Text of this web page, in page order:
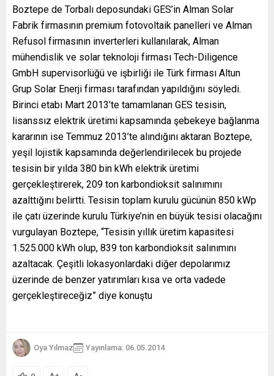
Boztepe de Torbalı deposundaki GES’in Alman Solar
Fabrik firmasının premium fotovoltaik panelleri ve Alman
Refusol firmasının inverterleri kullanılarak, Alman
mühendislik ve solar teknoloji firması Tech-Diligence
GmbH supervisorlüğü ve işbirliği ile Türk firması Altun
Grup Solar Enerji firması tarafından yapıldığını söyledi.
Birinci etabı Mart 2013’te tamamlanan GES tesisin,
lisanssız elektrik üretimi kapsamında şebekeye bağlanma
kararının ise Temmuz 2013’te alındığını aktaran Boztepe,
yeşil lojistik kapsamında değerlendirilecek bu projede
tesisin bir yılda 380 bin kWh elektrik üretimi
gerçekleştirerek, 209 ton karbondioksit salınımını
azalttığını belirtti. Tesisin toplam kurulu gücünün 850 kWp
ile çatı üzerinde kurulu Türkiye’nin en büyük tesisi olacağını
vurgulayan Boztepe, “Tesisin yıllık üretim kapasitesi
1.525.000 kWh olup, 839 ton karbondioksit salınımını
azaltacak. Çeşitli lokasyonlardaki diğer depolarımız
üzerinde de benzer yatırımları kısa ve orta vadede
gerçekleştireceğiz” diye konuştu
Oya Yılmaz Yayınlama: 06.05.2014